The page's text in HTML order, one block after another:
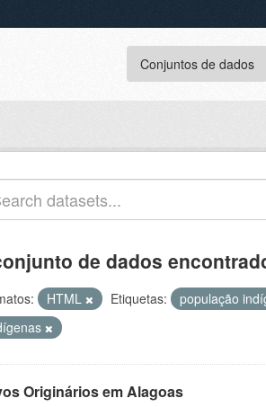
Conjuntos de dados
de dados
HTML Etiquetas:
população
Originários em Alagoas